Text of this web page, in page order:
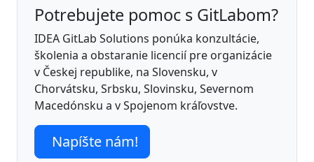
Potrebujete pomoc s GitLabom?
IDEA GitLab Solutions ponúka konzultácie,
školenia a obstaranie licencií pre organizácie
v Českej republike, na Slovensku, v
Chorvátsku, Srbsku, Slovinsku, Severnom
Macedónsku a v Spojenom kráľovstve.
Napíšte nám!